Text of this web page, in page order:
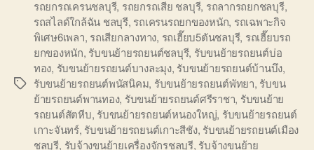
Tags
รถยกรถเครนชลบุรี, รถยกรถเสีย ชลบุรี, รถลากรถยกชลบุรี,
รถสไลด์ใกล้ฉัน ชลบุรี, รถเครนรถยกของหนัก, รถเฉพาะกิจ
พิเศษ6เพลา, รถเสียกลางทาง, รถเฮี๊ยบ5ตันชลบุรี, รถเฮี๊ยบรถ
ยกของหนัก, รับขนย้ายรถยนต์ชลบุรี, รับขนย้ายรถยนต์บ่อ
ทอง, รับขนย้ายรถยนต์บางละมุง, รับขนย้ายรถยนต์บ้านบึง,
รับขนย้ายรถยนต์พนัสนิคม, รับขนย้ายรถยนต์พัทยา, รับขน
ย้ายรถยนต์พานทอง, รับขนย้ายรถยนต์ศรีราชา, รับขนย้าย
รถยนต์สัตหีบ, รับขนย้ายรถยนต์หนองใหญ่, รับขนย้ายรถยนต์
เกาะจันทร์, รับขนย้ายรถยนต์เกาะสีชัง, รับขนย้ายรถยนต์เมือง
ชลบุรี, รับจ้างขนย้ายเครื่องจักรชลบุรี, รับจ้างขนย้าย